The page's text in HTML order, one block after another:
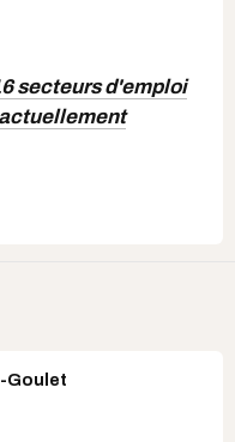
secteurs d'emploi
Goulet